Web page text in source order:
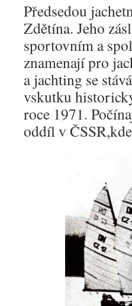
Předsedou
Zdětína. Jeho
sportovním a
znamenají pro
a jachting se
vskutku
roce 1971.
oddíl v